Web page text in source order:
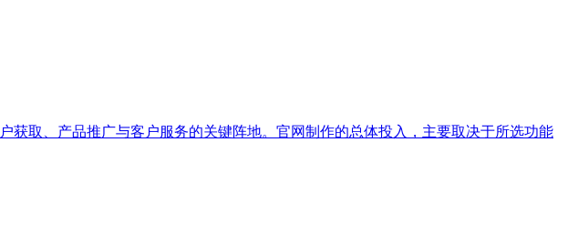
取、产品推广与客户服务的关键阵地。官网制作的总体投入，主要取决于所选功能